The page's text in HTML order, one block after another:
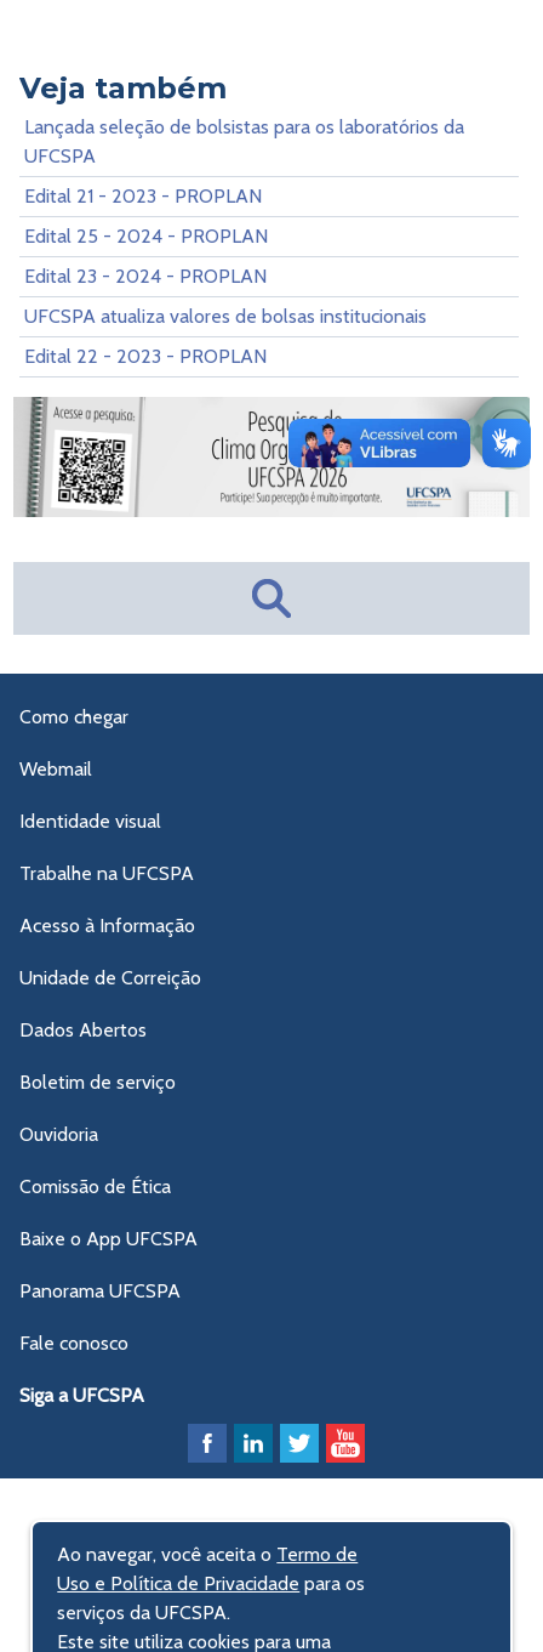
Veja também
Lançada seleção de bolsistas para os laboratórios da
UFCSPA
Edital 21 - 2023 - PROPLAN
Edital 25 - 2024 - PROPLAN
Edital 23 - 2024 - PROPLAN
UFCSPA atualiza valores de bolsas institucionais
Edital 22 - 2023 - PROPLAN
Como chegar
Webmail
Identidade visual
Trabalhe na UFCSPA
Acesso à Informação
Unidade de Correição
Dados Abertos
Boletim de serviço
Ouvidoria
Comissão de Ética
Baixe o App UFCSPA
Panorama UFCSPA
Fale conosco
Siga a UFCSPA
Ao navegar, você aceita o Termo de
Uso e Política de Privacidade para os
serviços da UFCSPA.
Este site utiliza cookies para uma